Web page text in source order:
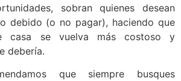
sobran quienes desean
debido (o no pagar), haciendo que
casa se vuelva más costoso y
debería.
que siempre busques